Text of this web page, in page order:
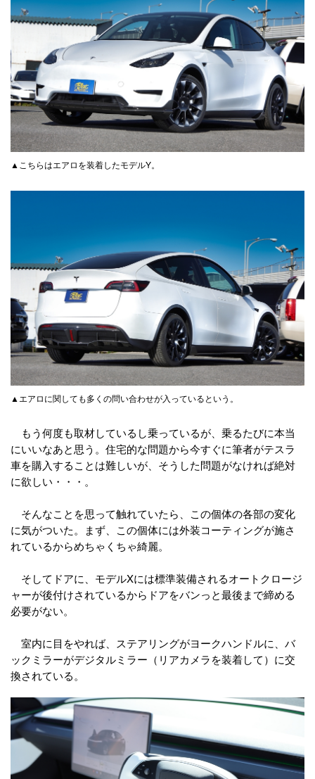
▲こちらはエアロを装着したモデルY。
▲エアロに関しても多くの問い合わせが入っているという。
もう何度も取材しているし乗っているが、乗るたびに本当
にいいなあと思う。住宅的な問題から今すぐに筆者がテスラ
車を購入することは難しいが、そうした問題がなければ絶対
に欲しい・・・。
そんなことを思って触れていたら、この個体の各部の変化
に気がついた。まず、この個体には外装コーティングが施さ
れているからめちゃくちゃ綺麗。
そしてドアに、モデルXには標準装備されるオートクロージ
ャーが後付けされているからドアをバンっと最後まで締める
必要がない。
室内に目をやれば、ステアリングがヨークハンドルに、バ
ックミラーがデジタルミラー（リアカメラを装着して）に交
換されている。